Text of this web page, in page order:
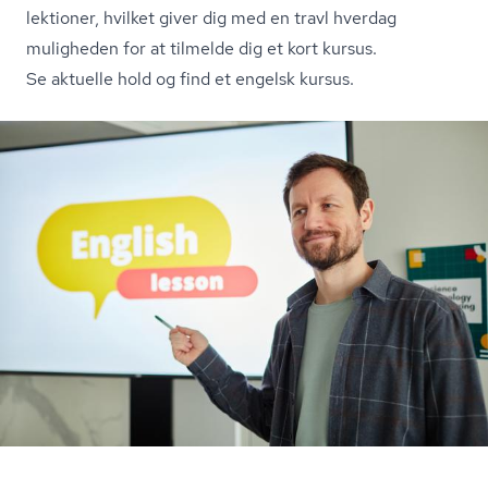
lektioner, hvilket giver dig med en travl hverdag
muligheden for at tilmelde dig et kort kursus.
Se aktuelle hold og find et engelsk kursus.